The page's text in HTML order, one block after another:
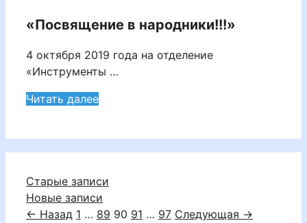
«Посвящение в народники!!!»
4 октября 2019 года на отделение
«Инструменты …
Читать далее
Старые записи
Новые записи
← Назад Страница
1 … Страница
89 Страница
90 Страница
91 … Страница
97 Следующая →